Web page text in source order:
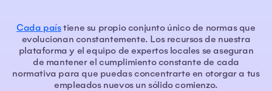
Cada paístiene su propio conjunto único de normas que
evolucionan constantemente. Los recursos de nuestra
plataforma y el equipo de expertos locales se aseguran
de mantener el cumplimiento constante de cada
normativa para que puedas concentrarte en otorgar a tus
empleados nuevos un sólido comienzo.